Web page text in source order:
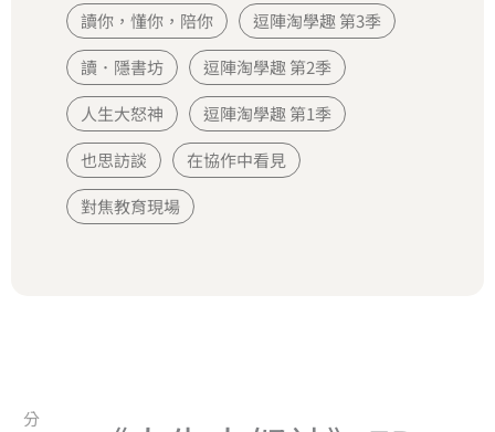
讀你，懂你，陪你
逗陣淘學趣 第3季
讀．隱書坊
逗陣淘學趣 第2季
人生大怒神
逗陣淘學趣 第1季
也思訪談
在協作中看見
對焦教育現場
分